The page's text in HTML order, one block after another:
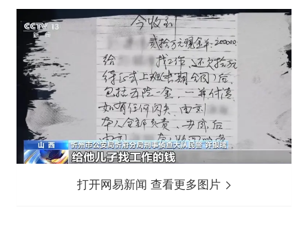
打开网易新闻 查看更多图片